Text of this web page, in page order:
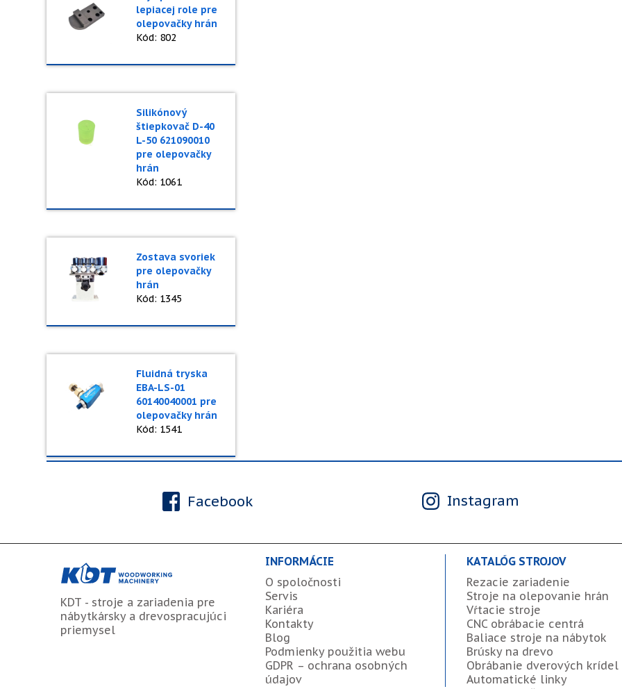
lepiacej role pre
olepovačky hrán
Kód: 802
Silikónový
štiepkovač D-40
L-50 621090010
pre olepovačky
hrán
Kód: 1061
Zostava svoriek
pre olepovačky
hrán
Kód: 1345
Fluidná tryska
EBA-LS-01
60140040001 pre
olepovačky hrán
Kód: 1541
Facebook Instagram
KDT - stroje a zariadenia pre
nábytkársky a drevospracujúci
priemysel
INFORMÁCIE
O spoločnosti
Servis
Kariéra
Kontakty
Blog
Podmienky použitia webu
GDPR – ochrana osobných
údajov
KATALÓG STROJOV
Rezacie zariadenie
Stroje na olepovanie hrán
Vŕtacie stroje
CNC obrábacie centrá
Baliace stroje na nábytok
Brúsky na drevo
Obrábanie dverových krídel
Automatické linky